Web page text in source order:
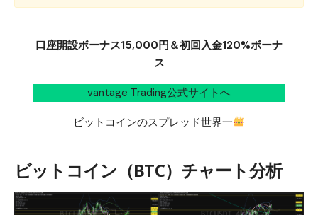
口座開設ボーナス15,000円＆初回入金120%ボーナ
ス
vantage Trading公式サイトへ
ビットコインのスプレッド世界一
ビットコイン（BTC）チャート分析